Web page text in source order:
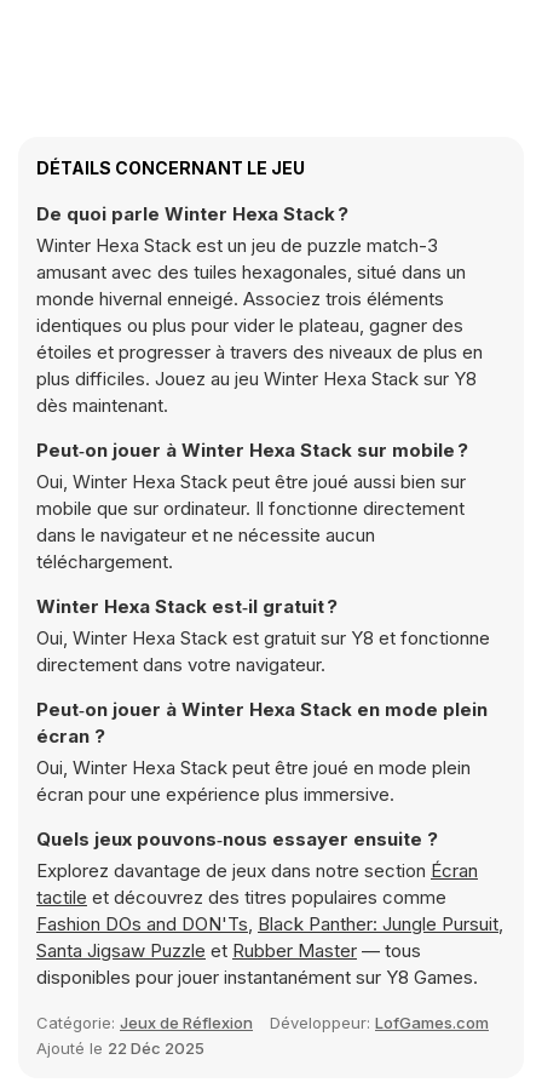
DÉTAILS CONCERNANT LE JEU
De quoi parle Winter Hexa Stack ?
Winter Hexa Stack est un jeu de puzzle match-3
amusant avec des tuiles hexagonales, situé dans un
monde hivernal enneigé. Associez trois éléments
identiques ou plus pour vider le plateau, gagner des
étoiles et progresser à travers des niveaux de plus en
plus difficiles. Jouez au jeu Winter Hexa Stack sur Y8
dès maintenant.
Peut‑on jouer à Winter Hexa Stack sur mobile ?
Oui, Winter Hexa Stack peut être joué aussi bien sur
mobile que sur ordinateur. Il fonctionne directement
dans le navigateur et ne nécessite aucun
téléchargement.
Winter Hexa Stack est‑il gratuit ?
Oui, Winter Hexa Stack est gratuit sur Y8 et fonctionne
directement dans votre navigateur.
Peut‑on jouer à Winter Hexa Stack en mode plein
écran ?
Oui, Winter Hexa Stack peut être joué en mode plein
écran pour une expérience plus immersive.
Quels jeux pouvons‑nous essayer ensuite ?
Explorez davantage de jeux dans notre section Écran
tactile et découvrez des titres populaires comme
Fashion DOs and DON'Ts, Black Panther: Jungle Pursuit,
Santa Jigsaw Puzzle et Rubber Master — tous
disponibles pour jouer instantanément sur Y8 Games.
Catégorie: Jeux de Réflexion Développeur: LofGames.com
Ajouté le 22 Déc 2025